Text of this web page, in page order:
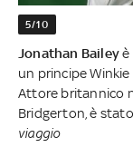
5/10
Jonathan Baileyè
un principe
Attore britannico
Bridgerton, è
viaggio